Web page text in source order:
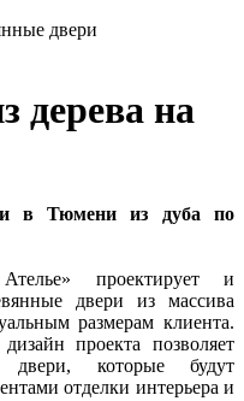
двери
дерева на
в Тюмени из дуба по
проектирует и
двери из массива
размерам клиента.
проекта позволяет
двери, которые будут
отделки интерьера и